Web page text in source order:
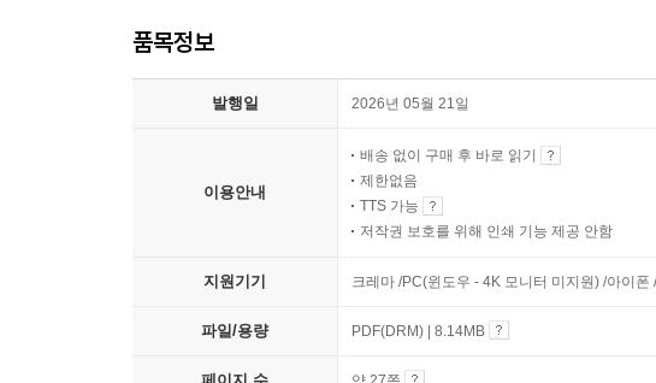
품목정보
발행일 2026년 05월 21일
이용안내
배송 없이 구매 후 바로 읽기
제한없음
TTS 가능
저작권 보호를 위해 인쇄 기능 제공 안함
지원기기 크레마 /PC(윈도우 - 4K 모니터 미지원) /아이
파일/용량 PDF(DRM) | 8.14MB